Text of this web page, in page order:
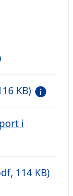
KB)
i
114 KB)